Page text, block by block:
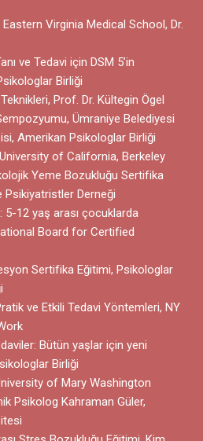
Eastern Virginia Medical School, Dr.
ve Tedavi için DSM 5’in
Birliği
Prof. Dr. Kültegin Ögel
Ümraniye Belediyesi
Amerikan Psikologlar Birliği
of California, Berkeley
Yeme Bozukluğu Sertifika
Psikiyatristler Derneği
5-12 yaş arası çocuklarda
Board for Certified
Sertifika Eğitimi, Psikologlar
ve Etkili Tedavi Yöntemleri, NY
Bütün yaşlar için yeni
Birliği
of Mary Washington
Psikolog Kahraman Güler,